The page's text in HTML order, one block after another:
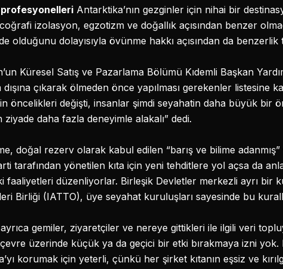
Antarktika’nın gezginler için nihai bir
izolasyon, egzotizm ve doğallık açısından benzer
olduğunu dolayısıyla övünme hakkı açısından da benzerlik
Küresel Satış ve Pazarlama Bölümü Kıdemli Başkan
dışına çıkarak ölmeden önce yapılması gerekenler
öncelikleri değişti, insanlar şimdi seyahatin daha büyük bir
ziyade daha fazla deneyimle alakalı” dedi.
doğal rezerv olarak kabul edilen “barış ve bilime adanmış”
tarafından yönetilen kıta için yeni tehditlere yol açsa da
faaliyetleri düzenliyorlar. Birleşik Devletler merkezli ayrı bir
Birliği (IATTO), üye seyahat kuruluşları sayesinde bu
gemiler, ziyaretçiler ve nereye gittikleri ile ilgili veri
üzerinde küçük ya da geçici bir etki bırakmaya izni
korumak için yeterli, çünkü her şirket kıtanın eşsiz ve